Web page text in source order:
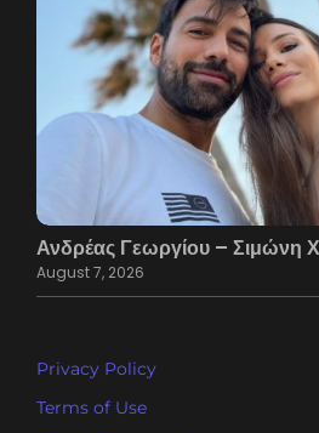
Ανδρέας Γεωργίου – Σιμώνη
August 7, 2026
Privacy Policy
Terms of Use